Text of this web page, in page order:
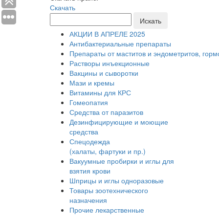
Скачать
Искать
АКЦИИ В АПРЕЛЕ 2025
Антибактериальные препараты
Препараты от маститов и эндометритов,
Растворы инъекционные
Вакцины и сыворотки
Мази и кремы
Витамины для КРС
Гомеопатия
Средства от паразитов
Дезинфицирующие и моющие
средства
Спецодежда
(халаты, фартуки и пр.)
Вакуумные пробирки и иглы для
взятия крови
Шприцы и иглы одноразовые
Товары зоотехнического
назначения
Прочие лекарственные